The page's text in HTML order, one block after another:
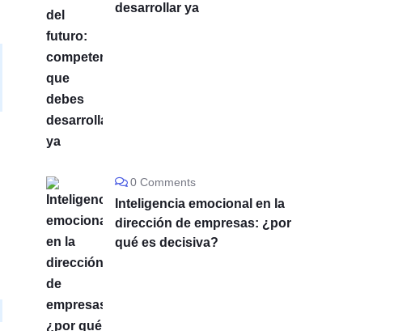
desarrollar ya
0 Comments
Inteligencia emocional en la
dirección de empresas: ¿por
qué es decisiva?